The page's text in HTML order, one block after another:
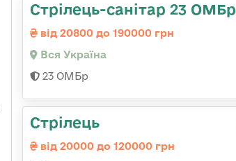
Стрілець-санітар 23 ОМБр
від 20800 до 190000 грн
Вся Україна
23 ОМБр
Стрілець
від 20000 до 120000 грн